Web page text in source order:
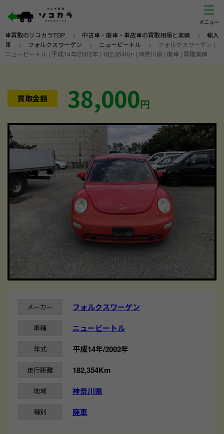
車買取のソコカラTOP > 中古車・廃車・事故車の買取相場と実績 > 輸入
車 > フォルクスワーゲン > ニュービートル >
フォルクスワーゲン |
ニュービートル | 平成14年/2002年 | 182,354Km | 神奈川県 | 廃車 | 買取実績
買取金額 38,000円
メーカー フォルクスワーゲン
車種 ニュービートル
年式 平成14年/2002年
走行距離 182,354Km
地域 神奈川県
種別 廃車